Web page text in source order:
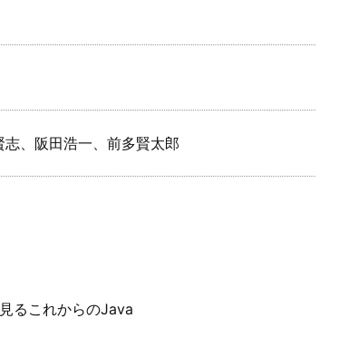
、阪田浩一、前多賢太郎
るこれからのJava